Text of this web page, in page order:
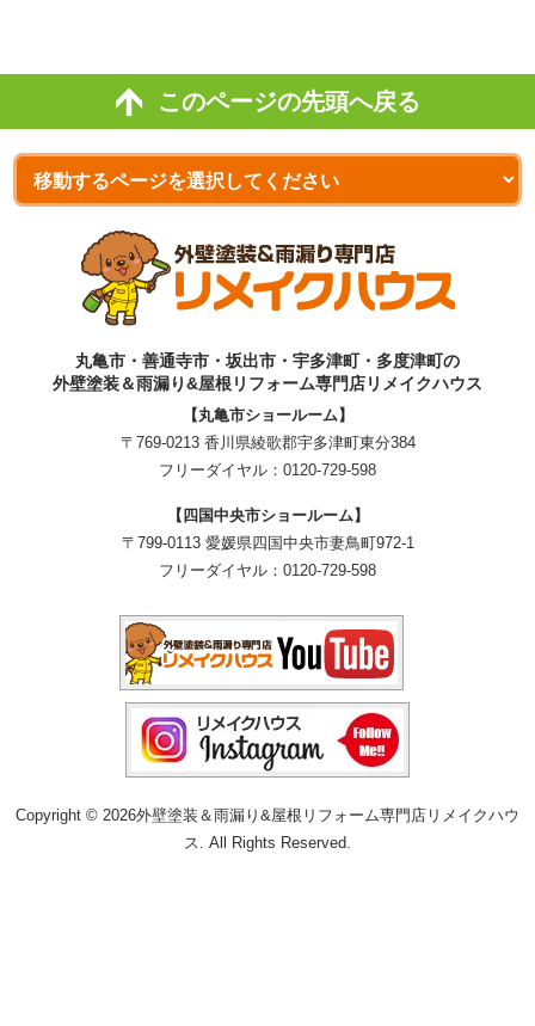
このページの先頭へ戻る
丸亀市・善通寺市・坂出市・宇多津町・多度津町の
外壁塗装＆雨漏り&屋根リフォーム専門店リメイクハウス
【丸亀市ショールーム】
〒769-0213 香川県綾歌郡宇多津町東分384
フリーダイヤル： 0120-729-598
【四国中央市ショールーム】
〒799-0113 愛媛県四国中央市妻鳥町972-1
フリーダイヤル： 0120-729-598
Copyright © 2026外壁塗装＆雨漏り&屋根リフォーム専門店リメイクハウ
ス. All Rights Reserved.